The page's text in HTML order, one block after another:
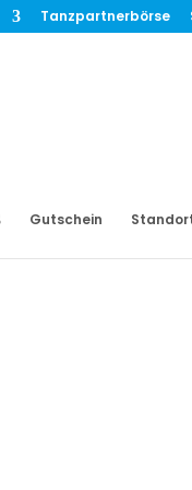
Tanzpartnerbörse
Gutschein